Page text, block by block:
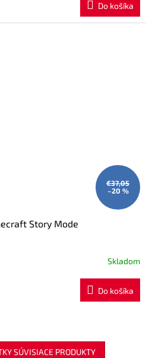
Do košíka
€37,05
–20 %
Story Mode
Skladom
Do košíka
SÚVISIACE PRODUKTY